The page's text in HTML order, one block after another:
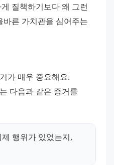
질책하기보다 왜 그런
른 가치관을 심어주는
가 매우 중요해요.
다음과 같은 증거를
행위가 있었는지,